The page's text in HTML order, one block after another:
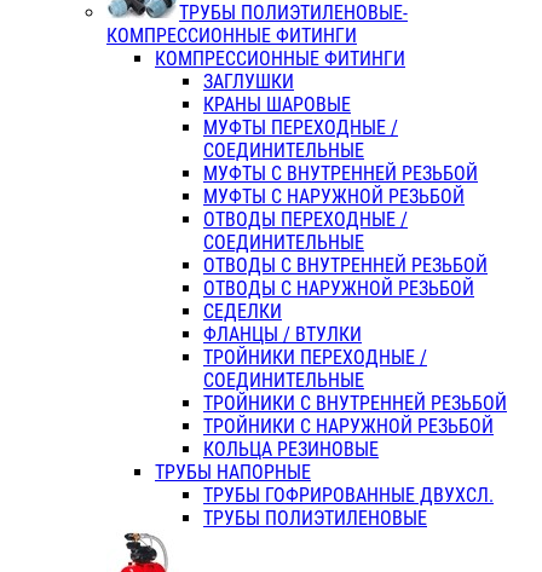
ТРУБЫ ПОЛИЭТИЛЕНОВЫЕ-
КОМПРЕССИОННЫЕ ФИТИНГИ
КОМПРЕССИОННЫЕ ФИТИНГИ
ЗАГЛУШКИ
КРАНЫ ШАРОВЫЕ
МУФТЫ ПЕРЕХОДНЫЕ /
СОЕДИНИТЕЛЬНЫЕ
МУФТЫ С ВНУТРЕННЕЙ РЕЗЬБОЙ
МУФТЫ С НАРУЖНОЙ РЕЗЬБОЙ
ОТВОДЫ ПЕРЕХОДНЫЕ /
СОЕДИНИТЕЛЬНЫЕ
ОТВОДЫ С ВНУТРЕННЕЙ РЕЗЬБОЙ
ОТВОДЫ С НАРУЖНОЙ РЕЗЬБОЙ
СЕДЕЛКИ
ФЛАНЦЫ / ВТУЛКИ
ТРОЙНИКИ ПЕРЕХОДНЫЕ /
СОЕДИНИТЕЛЬНЫЕ
ТРОЙНИКИ С ВНУТРЕННЕЙ РЕЗЬБОЙ
ТРОЙНИКИ С НАРУЖНОЙ РЕЗЬБОЙ
КОЛЬЦА РЕЗИНОВЫЕ
ТРУБЫ НАПОРНЫЕ
ТРУБЫ ГОФРИРОВАННЫЕ ДВУХСЛ.
ТРУБЫ ПОЛИЭТИЛЕНОВЫЕ